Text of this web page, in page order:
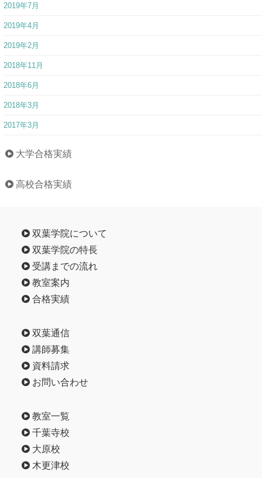
2019年7月
2019年4月
2019年2月
2018年11月
2018年6月
2018年3月
2017年3月
大学合格実績
高校合格実績
双葉学院について
双葉学院の特長
受講までの流れ
教室案内
合格実績
双葉通信
講師募集
資料請求
お問い合わせ
教室一覧
千葉寺校
大原校
木更津校